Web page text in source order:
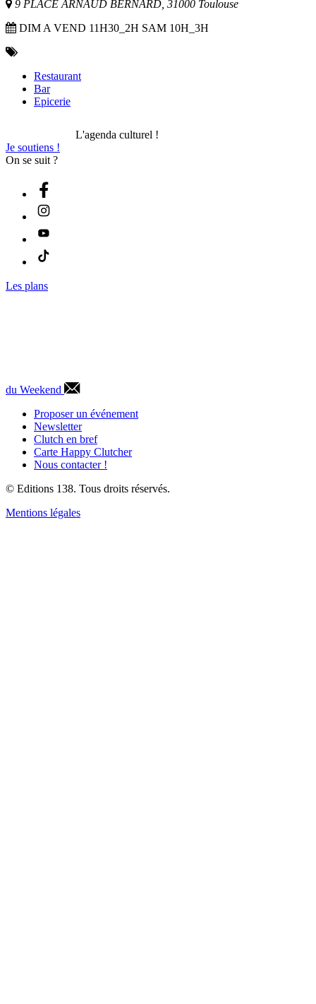
9 PLACE ARNAUD BERNARD, 31000 Toulouse
DIM A VEND 11H30_2H SAM 10H_3H
Restaurant
Bar
Epicerie
L'agenda culturel !
Je soutiens !
On se suit ?
Les plans
du Weekend
Proposer un événement
Newsletter
Clutch en bref
Carte Happy Clutcher
Nous contacter !
© Editions 138. Tous droits réservés.
Mentions légales